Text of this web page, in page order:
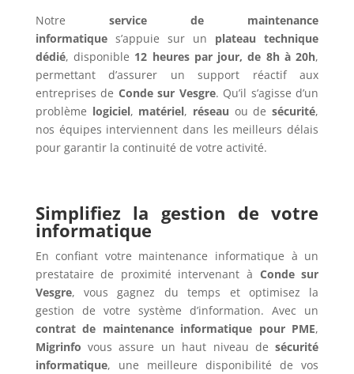
Notre service de maintenance
informatiques’appuie sur un plateau technique
dédié, disponible 12 heures par jour, de 8h à 20h,
permettant d’assurer un support réactif aux
entreprises de Conde sur Vesgre. Qu’il s’agisse d’un
problème logiciel, matériel, réseau ou desécurité,
nos équipes interviennent dans les meilleurs délais
pour garantir la continuité de votre activité.
Simplifiez la gestion de votre
informatique
En confiant votre maintenance informatique à un
prestataire de proximité intervenant à Conde sur
Vesgre, vous gagnez du temps et optimisez la
gestion de votre système d’information. Avec un
contrat de maintenance informatique pour PME,
Migrinfo vous assure un haut niveau desécurité
informatique, une meilleure disponibilité de vos